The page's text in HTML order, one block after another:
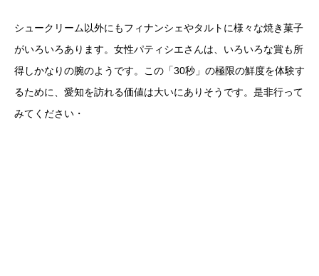
シュークリーム以外にもフィナンシェやタルトに様々な焼き菓子
がいろいろあります。女性パティシエさんは、いろいろな賞も所
得しかなりの腕のようです。この「30秒」の極限の鮮度を体験す
るために、愛知を訪れる価値は大いにありそうです。是非行って
みてください・